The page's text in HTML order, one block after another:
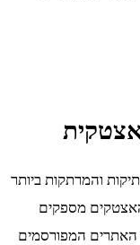
והמרתקות ביותר
מספקים
המפורסמים